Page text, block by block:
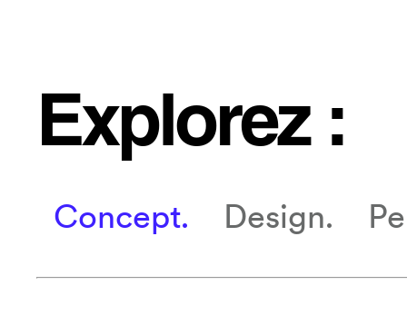
Explorez :
Concept. Design.